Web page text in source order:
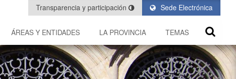
Sede Electrónica
Transparencia y participación
ÁREAS Y ENTIDADES LA PROVINCIA TEMAS